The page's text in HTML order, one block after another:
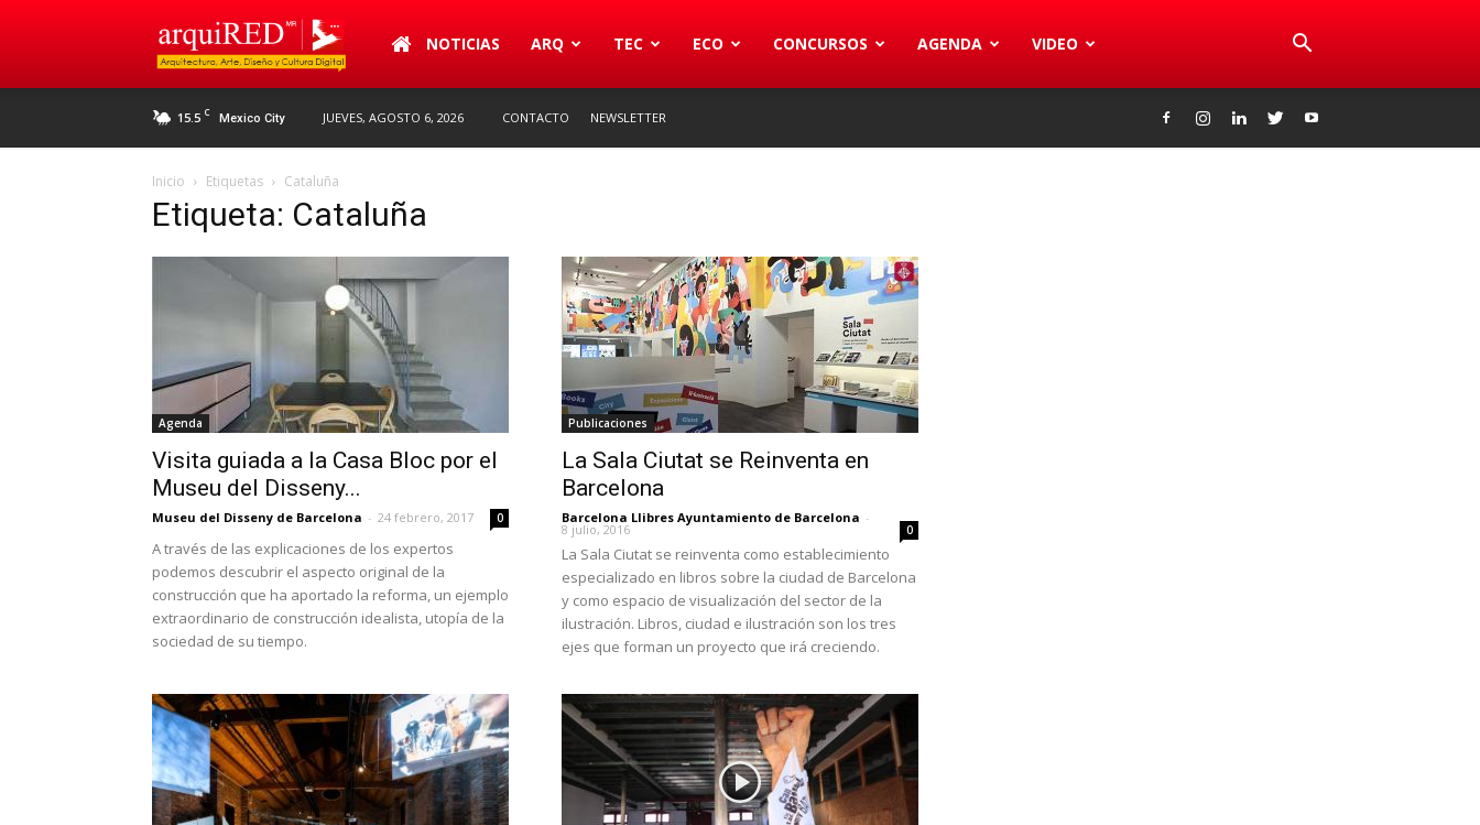
arquiREDNOTICIAS ARQ TEC ECO CONCURSOS AGENDA VIDEO
15.5 C Mexico City JUEVES, AGOSTO 6, 2026 CONTACTO NEWSLETTER
Inicio Etiquetas Cataluña
Etiqueta: Cataluña
Agenda
Visita guiada a la Casa Bloc por el
Museu del Disseny...
Museu del Disseny de Barcelona - 24 febrero, 2017 0
A través de las explicaciones de los expertos
podemos descubrir el aspecto original de la
construcción que ha aportado la reforma, un ejemplo
extraordinario de construcción idealista, utopía de la
sociedad de su tiempo.
Publicaciones
La Sala Ciutat se Reinventa en
Barcelona
Barcelona Llibres Ayuntamiento de Barcelona -
8 julio, 2016 0
La Sala Ciutat se reinventa como establecimiento
especializado en libros sobre la ciudad de Barcelona
y como espacio de visualización del sector de la
ilustración. Libros, ciudad e ilustración son los tres
ejes que forman un proyecto que irá creciendo.